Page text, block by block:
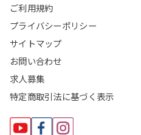
ご利用規約
プライバシーポリシー
サイトマップ
お問い合わせ
求人募集
特定商取引法に基づく表示